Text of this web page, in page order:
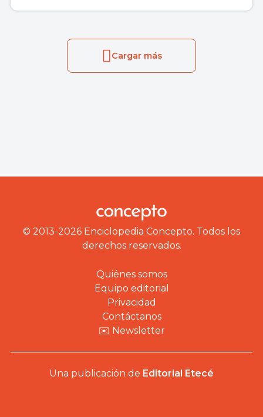
Cargar más
© 2013-2026 Enciclopedia Concepto. Todos los
derechos reservados.
Quiénes somos
Equipo editorial
Privacidad
Contáctanos
✉️ Newsletter
Una publicación de Editorial Etecé